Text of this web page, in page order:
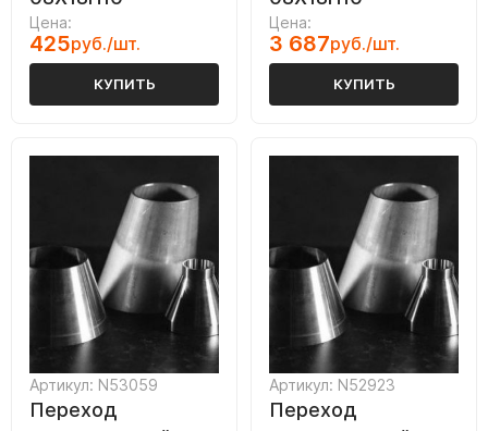
Цена:
425руб./шт.
КУПИТЬ
Цена:
3 687руб./шт.
КУПИТЬ
Артикул: N53059
Переход
Артикул: N52923
Переход